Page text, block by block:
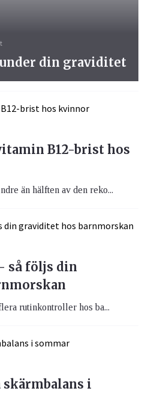
din graviditet
B12-brist hos
än hälften av den reko...
så följs din
rutinkontroller hos ba...
i